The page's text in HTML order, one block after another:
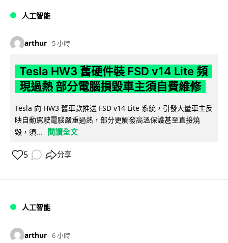
人工智能
arthur 5 小時
Tesla HW3 舊硬件裝 FSD v14 Lite 頻
現過熱 部分電腦損毀車主須自費維修
Tesla 向 HW3 舊車款推送 FSD v14 Lite 系統，引發大量車主反
映自動駕駛電腦嚴重過熱，部分更觸發高溫保護甚至直接燒
毀，須...
閱讀全文
5 分享
人工智能
arthur 6 小時